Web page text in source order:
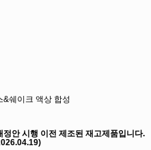
&쉐이크 액상 합성
안 시행 이전 제조된 재고제품입니다.